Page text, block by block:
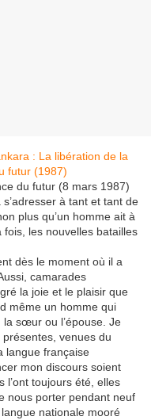
du futur (8 mars 1987)
s’adresser à tant et tant de
plus qu’un homme ait à
les nouvelles batailles
dès le moment où il a
camarades
la joie et le plaisir que
même un homme qui
sœur ou l’épouse. Je
venues du
langue française
mon discours soient
l’ont toujours été, elles
nous porter pendant neuf
nationale mooré